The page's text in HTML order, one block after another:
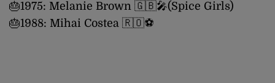
🎂1975: Melanie Brown 🇬🇧🎤(Spice Girls)
🎂1988: Mihai Costea 🇷🇴⚽️